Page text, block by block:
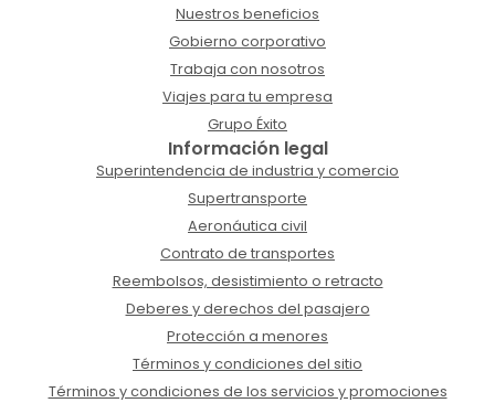
Nuestros beneficios
Gobierno corporativo
Trabaja con nosotros
Viajes para tu empresa
Grupo Éxito
Información legal
Superintendencia de industria y comercio
Supertransporte
Aeronáutica civil
Contrato de transportes
Reembolsos, desistimiento o retracto
Deberes y derechos del pasajero
Protección a menores
Términos y condiciones del sitio
Términos y condiciones de los servicios y promociones